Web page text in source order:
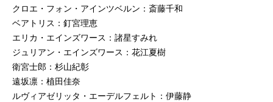
クロエ・フォン・アインツベルン：斎藤千和
ベアトリス：釘宮理恵
エリカ・エインズワース：諸星すみれ
ジュリアン・エインズワース：花江夏樹
衛宮士郎：杉山紀彰
遠坂凛：植田佳奈
ルヴィアゼリッタ・エーデルフェルト：伊藤静